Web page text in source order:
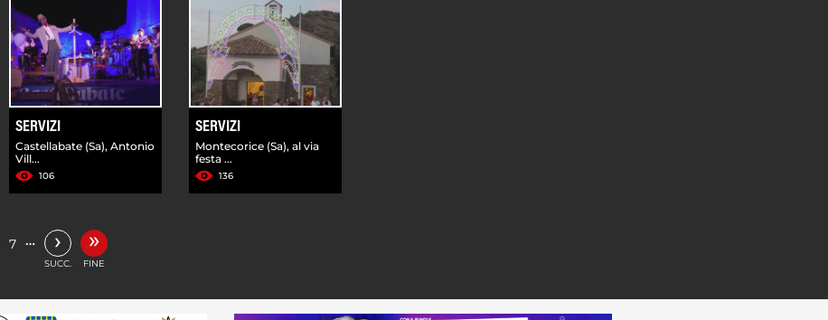
SERVIZI
Castellabate (Sa), Antonio
Vill...
106
SERVIZI
Montecorice (Sa), al via
festa ...
136
7 … ›
SUCC.
»
FINE